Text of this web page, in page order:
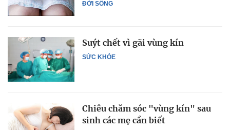
ĐỜI SỐNG
SỨC KHỎE
Suýt chết vì gãi vùng kín
Chiêu chăm sóc "vùng kín" sau
sinh các mẹ cần biết